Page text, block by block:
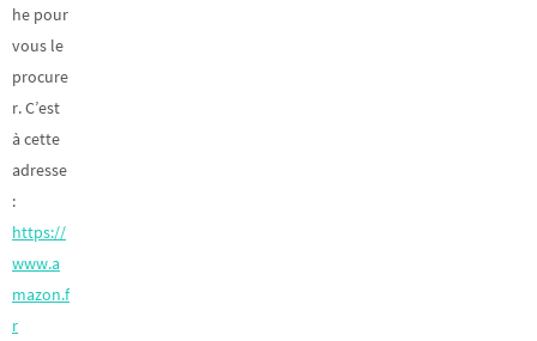
he pour
vous le
procure
r. C’est
à cette
adresse
:
https://
www.a
mazon.f
r